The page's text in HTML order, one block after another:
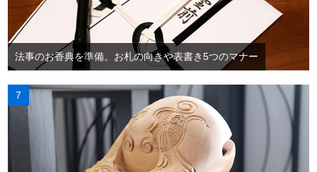
法事のお香典を準備。お札の向きや表書き5つのマナー